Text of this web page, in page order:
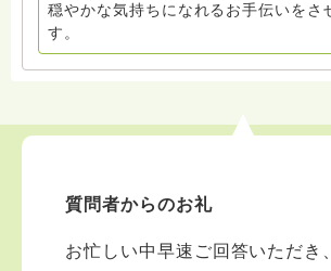
穏やかな気持ちになれるお手伝いをさ
す。
質問者からのお礼
お忙しい中早速ご回答いただき